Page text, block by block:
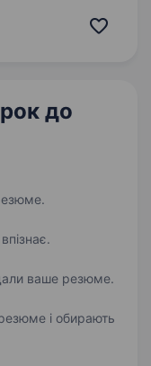
Ми стабільно
до
ваше резюме.
і обирають